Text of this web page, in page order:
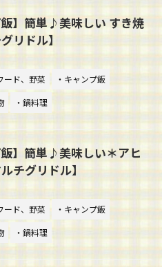
飯】簡単♪美味しい すき焼
リドル】
ード、野菜
・キャンプ飯
・鍋料理
飯】簡単♪美味しい＊アヒ
チグリドル】
ード、野菜
・キャンプ飯
・鍋料理